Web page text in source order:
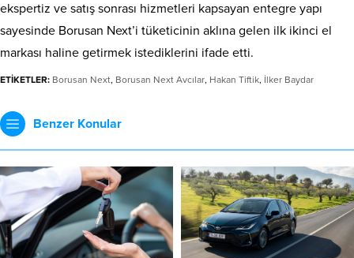
ekspertiz ve satış sonrası hizmetleri kapsayan entegre yapı
sayesinde Borusan Next’i tüketicinin aklına gelen ilk ikinci el
markası haline getirmek istediklerini ifade etti.
ETİKETLER: Borusan Next, Borusan Next Avcılar, Hakan Tiftik, İlker Baydar
Benzer Konular